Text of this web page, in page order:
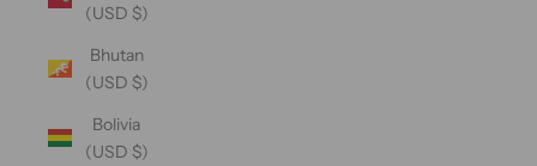
(USD $)
Bhutan
(USD $)
Bolivia
(USD $)